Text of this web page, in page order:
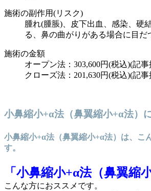
施術の副作用(リスク)
腫れ(腫脹)、皮下出血、感染、硬
る、鼻の曲がりがある場合に目だ
施術の金額
オープン法：303,600円(税込)(記事
クローズ法：201,630円(税込)(記事
小鼻縮小+α法（鼻翼縮小+α法）
小鼻縮小+α法（鼻翼縮小+α法）は、こ
す。
「小鼻縮小+α法（鼻翼縮
こんな方におススメです。